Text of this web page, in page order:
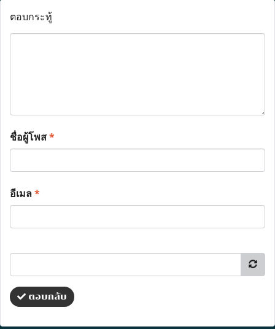
ตอบกระทู้
ชื่อผู้โพส*
อีเมล*
ตอบกลับ